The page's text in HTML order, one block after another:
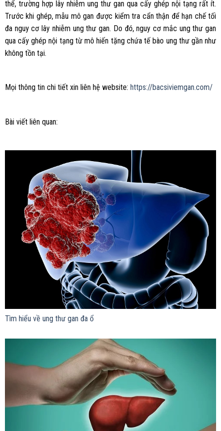
thể, trường hợp lây nhiễm ung thư gan qua cấy ghép nội tạng rất ít.
Trước khi ghép, mẫu mô gan được kiểm tra cẩn thận để hạn chế tối
đa nguy cơ lây nhiễm ung thư gan. Do đó, nguy cơ mắc ung thư gan
qua cấy ghép nội tạng từ mô hiến tặng chứa tế bào ung thư gần như
không tồn tại.
Mọi thông tin chi tiết xin liên hệ website: https://bacsiviemgan.com/
Bài viết liên quan:
Tìm hiểu về ung thư gan đa ổ